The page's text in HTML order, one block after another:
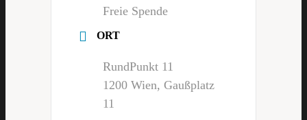
Freie Spende
ORT
RundPunkt 11
1200 Wien, Gaußplatz
11